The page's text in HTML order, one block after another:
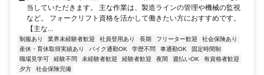
当していただきます。 主な作業は、製造ラインの管理や機械の監視
など。 フォークリフト資格を活かして働きたい方におすすめです。
【主な...
制服あり 業界未経験者歓迎 社員登用あり 長期 フリーター歓迎
社会保険あり
産休・育休取得実績あり
バイク通勤OK 学歴不問 車通勤OK
固定時間制
職場見学可
経験不問 未経験者歓迎 経験者歓迎 夜間 週払いOK
有資格者歓迎
夕方
社会保険完備